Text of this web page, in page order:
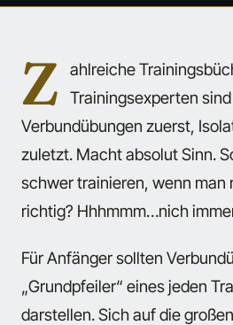
Z
ahlreiche
Trainingsexperten
Verbundübungen zuerst,
zuletzt. Macht absolut Sinn.
schwer trainieren, wenn man
richtig? Hhhmmm…nich
Für Anfänger sollten
„Grundpfeiler“ eines jeden
darstellen. Sich auf die